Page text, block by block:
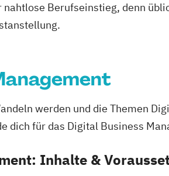
Berufseinstieg, denn
werden und die Themen
dich für das Digital Business
Inhalte &